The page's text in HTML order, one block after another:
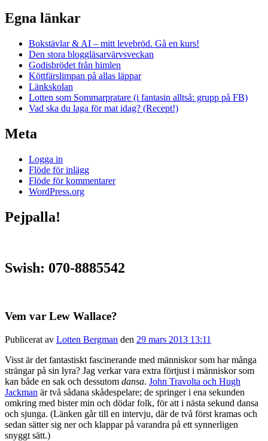
Egna länkar
Bokstävlar & AI – mitt levebröd. Gå en kurs!
Den stora bloggläsarvärvsveckan
Godisbrödet från himlen
Köttfärslimpan på allas läppar
Länkskolan
Lotten som Sommarpratare (i fantasin alltså: grupp på FB)
Vad ska du laga för mat idag? (Recept!)
Meta
Logga in
Flöde för inlägg
Flöde för kommentarer
WordPress.org
Pejpalla!
Swish: 070-8885542
Vem var Lew Wallace?
Publicerat av Lotten Bergman den 29 mars 2013 13:11
Visst är det fantastiskt fascinerande med människor som har många
strängar på sin lyra? Jag verkar vara extra förtjust i människor som
kan både en sak och dessutom dansa. John Travolta och Hugh
Jackman är två sådana skådespelare; de springer i ena sekunden
omkring med bister min och dödar folk, för att i nästa sekund dansa
och sjunga. (Länken går till en intervju, där de två först kramas och
sedan sätter sig ner och klappar på varandra på ett synnerligen
snyggt sätt.)